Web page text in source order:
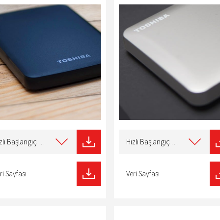
Hızlı Başlangıç Kılavuzu
Sayfası
type Hızlı Başlangıç Kılavuzu
Veri Sayfası